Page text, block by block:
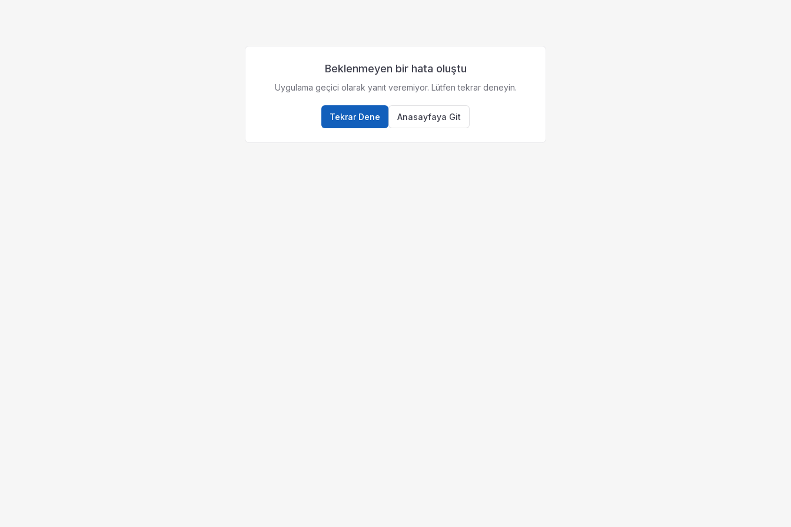
Beklenmeyen bir hata oluştu
Uygulama geçici olarak yanıt veremiyor. Lütfen tekrar deneyin.
Tekrar Dene Anasayfaya Git